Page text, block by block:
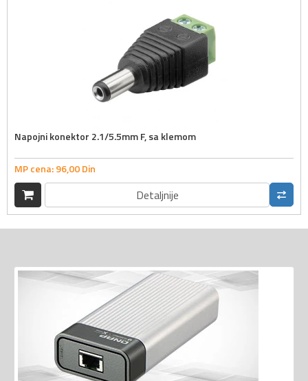
Napojni konektor 2.1/5.5mm F, sa klemom
MP cena:96,00Din
Detaljnije